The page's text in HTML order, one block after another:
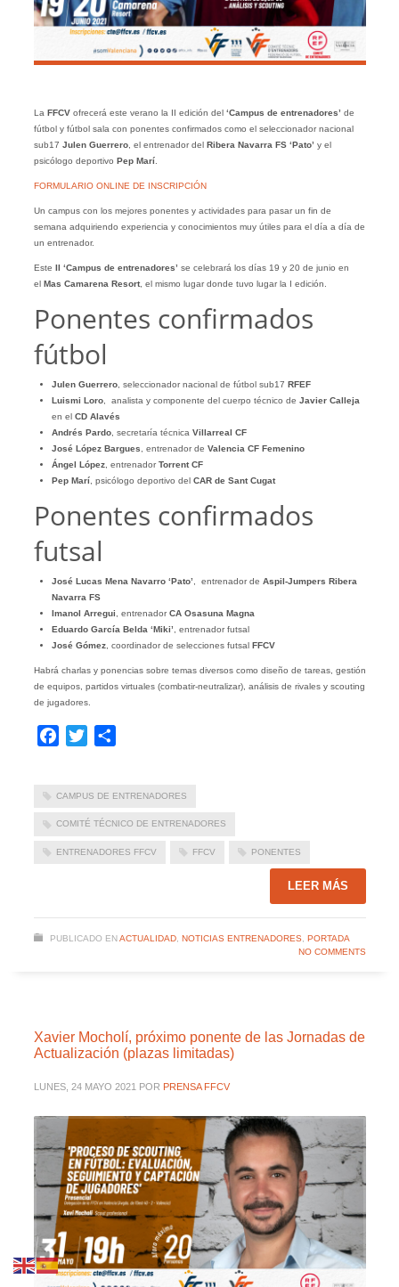
La FFCV ofrecerá este verano la II edición del ‘Campus de entrenadores’ de
fútbol y fútbol sala con ponentes confirmados como el seleccionador nacional
sub17 Julen Guerrero, el entrenador del Ribera Navarra FS ‘Pato’ y el
psicólogo deportivo Pep Marí.
FORMULARIO ONLINE DE INSCRIPCIÓN
Un campus con los mejores ponentes y actividades para pasar un fin de
semana adquiriendo experiencia y conocimientos muy útiles para el día a día de
un entrenador.
Este II ‘Campus de entrenadores’ se celebrará los días 19 y 20 de junio en
el Mas Camarena Resort, el mismo lugar donde tuvo lugar la I edición.
Ponentes confirmados
fútbol
Julen Guerrero, seleccionador nacional de fútbol sub17 RFEF
Luismi Loro, analista y componente del cuerpo técnico de Javier Calleja
en el CD Alavés
Andrés Pardo, secretaría técnica Villarreal CF
José López Bargues , entrenador de Valencia CF Femenino
Ángel López, entrenadorTorrent CF
Pep Marí, psicólogo deportivo del CAR de Sant Cugat
Ponentes confirmados
futsal
José Lucas Mena Navarro ‘Pato’ , entrenador de Aspil-Jumpers Ribera
Navarra FS
Imanol Arregui , entrenadorCA Osasuna Magna
Eduardo García Belda ‘Miki’ , entrenador futsal
José Gómez, coordinador de selecciones futsal FFCV
Habrá charlas y ponencias sobre temas diversos como diseño de tareas, gestión
de equipos, partidos virtuales (combatir-neutralizar), análisis de rivales y scouting
de jugadores.
Facebook
Twitter
CAMPUS DE ENTRENADORES
COMITÉ TÉCNICO DE ENTRENADORES
ENTRENADORES FFCV FFCV PONENTES
LEER MÁS
PUBLICADO EN ACTUALIDAD, NOTICIAS ENTRENADORES, PORTADA
NO COMMENTS
Xavier Mocholí, próximo ponente de las Jornadas de
Actualización (plazas limitadas)
LUNES, 24 MAYO 2021 POR PRENSA FFCV